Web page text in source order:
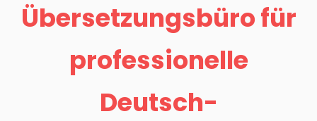
Übersetzungsbüro für
professionelle
Deutsch-